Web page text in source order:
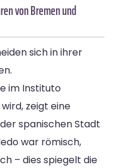
von Bremen und
sich in ihrer
im Instituto
zeigt eine
spanischen Stadt
war römisch,
– dies spiegelt die